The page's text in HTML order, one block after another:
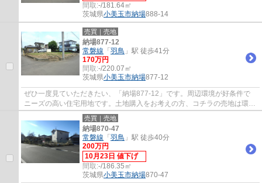
間取:-/181.64㎡
茨城県小美玉市納場888-14
売買｜売地
納場877-12
常磐線 「 羽鳥 」駅 徒歩41分
170万円
間取:-/220.07㎡
茨城県小美玉市納場877-12
ぜひ一度見ていただきたい、「納場877-12」です。周辺環境が好条件で
ニーズの高い住宅用地です。土地購入をお考えの方、コチラの売地は環境
も良くておすすめです。価格170万円の土地で...
売買｜売地
納場870-47
常磐線 「 羽鳥 」駅 徒歩40分
200万円
10月23日 値下げ
間取:-/186.35㎡
茨城県小美玉市納場870-47